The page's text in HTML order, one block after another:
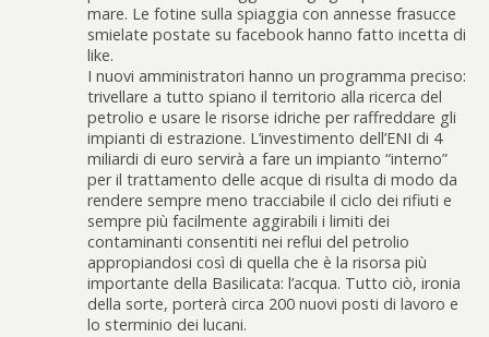
mare. Le fotine sulla spiaggia con annesse frasucce
smielate postate su facebook hanno fatto incetta di
like.
I nuovi amministratori hanno un programma preciso:
trivellare a tutto spiano il territorio alla ricerca del
petrolio e usare le risorse idriche per raffreddare gli
impianti di estrazione. L’investimento dell’ENI di 4
miliardi di euro servirà a fare un impianto “interno”
per il trattamento delle acque di risulta di modo da
rendere sempre meno tracciabile il ciclo dei rifiuti e
sempre più facilmente aggirabili i limiti dei
contaminanti consentiti nei reflui del petrolio
appropiandosi così di quella che è la risorsa più
importante della Basilicata: l’acqua. Tutto ciò, ironia
della sorte, porterà circa 200 nuovi posti di lavoro e
lo sterminio dei lucani.